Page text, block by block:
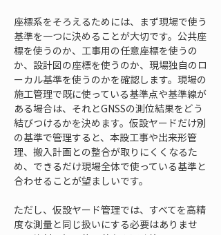
座標系をそろえるためには、まず現場で使う
基準を一つに決めることが大切です。公共座
標を使うのか、工事用の任意座標を使うの
か、設計図の座標を使うのか、現場独自のロ
ーカル基準を使うのかを確認します。現場の
施工管理で既に使っている基準点や基準線が
ある場合は、それとGNSSの測位結果をどう
結びつけるかを決めます。仮設ヤードだけ別
の基準で管理すると、本設工事や出来形管
理、搬入計画との整合が取りにくくなるた
め、できるだけ現場全体で使っている基準と
合わせることが望ましいです。
ただし、仮設ヤード管理では、すべてを高精
度な測量と同じ扱いにする必要はありませ